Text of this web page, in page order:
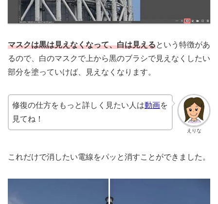
マスクは黒は見えなくなって、白は見えるという特徴があ
るので、白のマスクで上から黒のブラシで見えなくしたい
部分を塗っていけば、見えなくなります。
えりな
修復の仕方をもっと詳しく見たい人は動画を
見てね！
これだけで消したい電線をパッと消すことができました。